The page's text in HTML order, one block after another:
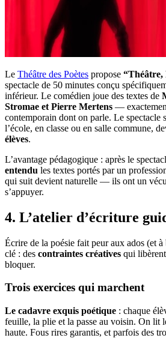
Le Théâtre des Poètes propose “Théâtre,
spectacle de 50 minutes conçu
inférieur. Le comédien joue des textes de
Stromae et Pierre Mertens —
contemporain dont on parle. Le spectacle
l’école, en classe ou en salle commune,
élèves.
L’avantage pédagogique : après le
entendu les textes portés par un
qui suit devient naturelle — ils ont un
s’appuyer.
4. L’atelier d’écriture
Écrire de la poésie fait peur aux ados (et à
clé : des contraintes créatives qui
bloquer.
Trois exercices qui marchent
Le cadavre exquis poétique : chaque
feuille, la plie et la passe au voisin. On lit
haute. Fous rires garantis, et parfois des